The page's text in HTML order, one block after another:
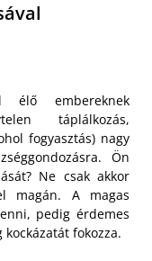
élő embereknek
táplálkozás,
fogyasztás) nagy
Ön
Ne csak akkor
magán. A magas
pedig érdemes
fokozza.